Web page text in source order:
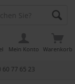
60 77 65 23
Warenkorb
Mein Konto